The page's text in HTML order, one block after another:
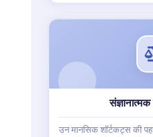
उन मानसिक शॉर्टकट्स की